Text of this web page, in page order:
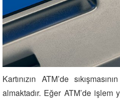
Kartınızın ATM’de
almaktadır. Eğer ATM’de işlem